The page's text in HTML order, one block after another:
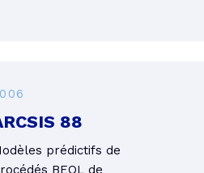
88
prédictifs de
BEOL de